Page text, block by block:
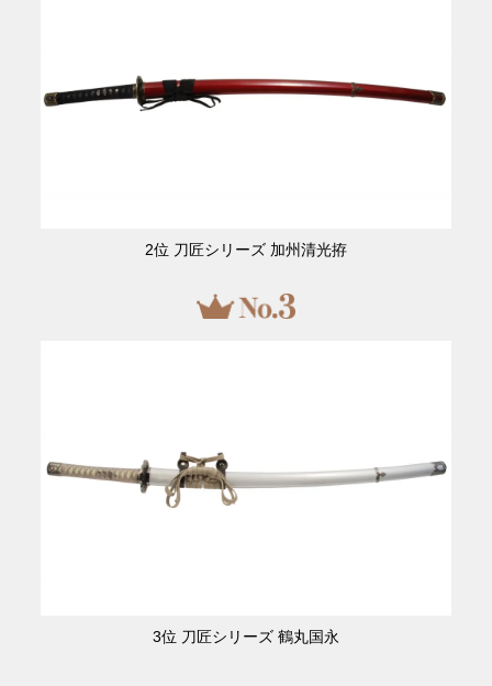
2位 刀匠シリーズ 加州清光拵
3位 刀匠シリーズ 鶴丸国永